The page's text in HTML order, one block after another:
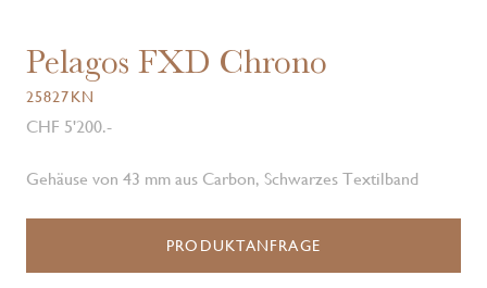
Pelagos FXD Chrono
25827KN
CHF 5'200.-
Gehäuse von 43 mm aus Carbon, Schwarzes Textilband
PRODUKTANFRAGE